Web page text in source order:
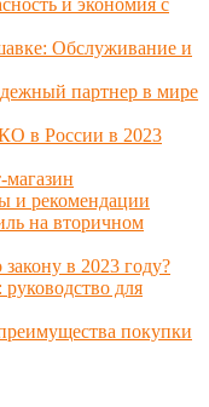
и экономия с
Обслуживание и
партнер в мире
в России в 2023
и рекомендации
на вторичном
в 2023 году?
для
покупки